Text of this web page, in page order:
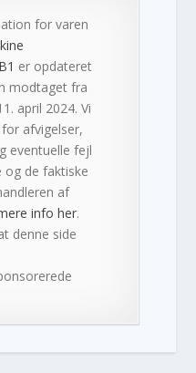
for varen
er opdateret
modtaget fra
april 2024. Vi
afvigelser,
eventuelle fejl
og de faktiske
af
info her.
denne side